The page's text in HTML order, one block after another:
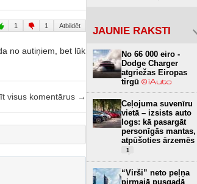
1 1 Atbildēt
no autiņiem, bet lūk
visus komentārus →
JAUNIE RAKSTI
No 66 000 eiro -
Dodge Charger
atgriežas Eiropas
tirgū
Ceļojuma suvenīru
vietā – izsists auto
logs: kā pasargāt
personīgās mantas,
atpūšoties ārzemēs
1
“Virši” neto peļņa
pirmajā pusgadā